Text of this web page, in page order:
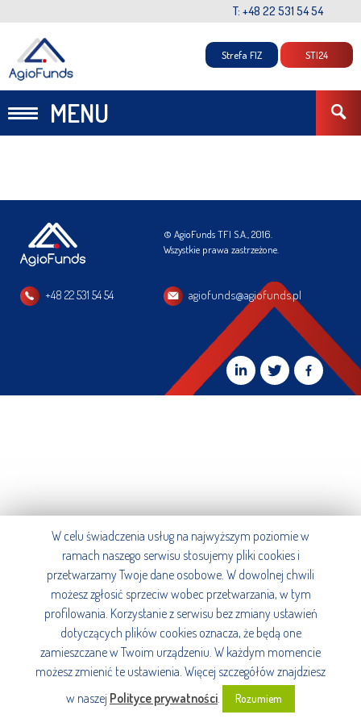
T: +48 22 531 54 54
MENU
Strefa FIZ STI24
© AgioFunds TFI S.A., 2016.
Wszystkie prawa zastrzeżone.
+48 22 531 54 54 agiofunds@agiofunds.pl
W celu świadczenia usług na najwyższym poziomie w
ramach naszego serwisu stosujemy pliki cookies i
przetwarzamy Twoje dane osobowe. W dowolnej chwili
możesz zgłosić sprzeciw wobec przetwarzania, w tym
profilowania. Korzystanie z serwisu bez zmiany ustawień
dotyczących plików cookies oznacza, że będą one
zamieszczane w Twoim urządzeniu. W każdym momencie
możesz zmienić te ustawienia. Więcej szczegółów znajdziesz
w naszej Polityce prywatności. Rozumiem